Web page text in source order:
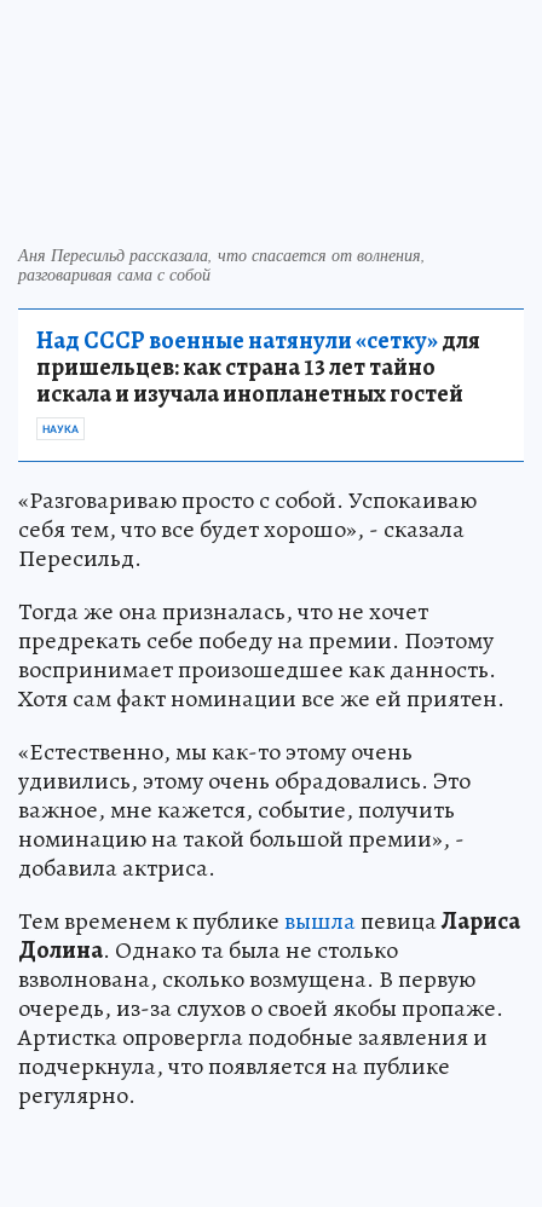
Аня Пересильд рассказала, что спасается от волнения,
разговаривая сама с собой
Над СССР военные натянули «сетку»для
пришельцев: как страна 13 лет тайно
искала и изучала инопланетных гостей
НАУКА
«Разговариваю просто с собой. Успокаиваю
себя тем, что все будет хорошо», - сказала
Пересильд.
Тогда же она призналась, что не хочет
предрекать себе победу на премии. Поэтому
воспринимает произошедшее как данность.
Хотя сам факт номинации все же ей приятен.
«Естественно, мы как-то этому очень
удивились, этому очень обрадовались. Это
важное, мне кажется, событие, получить
номинацию на такой большой премии», -
добавила актриса.
Тем временем к публикевышлапевицаЛариса
Долина. Однако та была не столько
взволнована, сколько возмущена. В первую
очередь, из-за слухов о своей якобы пропаже.
Артистка опровергла подобные заявления и
подчеркнула, что появляется на публике
регулярно.